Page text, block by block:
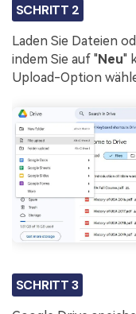
SCHRITT 2
Laden Sie Dateien
indem Sie auf "Neu"
Upload-Option
SCHRITT 3